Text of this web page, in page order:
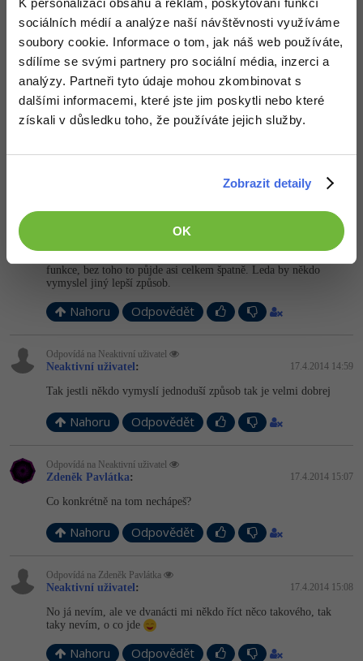
K personalizaci obsahu a reklam, poskytování funkcí
sociálních médií a analýze naší návštěvnosti využíváme
soubory cookie. Informace o tom, jak náš web používáte,
sdílíme se svými partnery pro sociální média, inzerci a
analýzy. Partneři tyto údaje mohou zkombinovat s
dalšími informacemi, které jste jim poskytli nebo které
získali v důsledku toho, že používáte jejich služby.
Zobrazit detaily
OK
Postup podleBambus64je složitější a nespolehlivý.
Nahoru Odpovědět
Odpovídá na Zdeněk Pavlátka
17.4.2014 14:58
funkce, bez toho to půjde asi celkem špatně. Leda by někdo
vymyslel jiný lepší způsob.
Nahoru Odpovědět
Odpovídá na Neaktivní uživatel
Neaktivní uživatel: 17.4.2014 14:59
Tak jestli někdo vymyslí jednoduší způsob tak je velmi dobrej
Nahoru Odpovědět
Odpovídá na Neaktivní uživatel
Zdeněk Pavlátka: 17.4.2014 15:07
Co konkrétně na tom nechápeš?
Nahoru Odpovědět
Odpovídá na Zdeněk Pavlátka
Neaktivní uživatel: 17.4.2014 15:08
No já nevím, ale ve dvanácti mi někdo říct něco takového, tak
taky nevím, o co jde
Nahoru Odpovědět